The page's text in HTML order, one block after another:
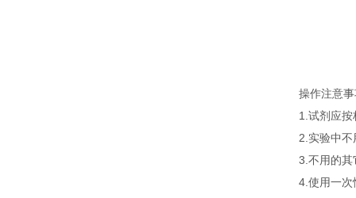
操作注意
1.试剂应
2.实验中
3.不用的其
4.使用一次